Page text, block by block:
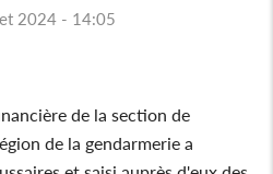
2024 - 14:05
de la section de
de la gendarmerie a